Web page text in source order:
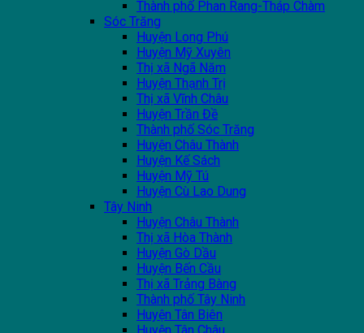
Thành phố Phan Rang-Tháp Chàm
Sóc Trăng
Huyện Long Phú
Huyện Mỹ Xuyên
Thị xã Ngã Năm
Huyện Thạnh Trị
Thị xã Vĩnh Châu
Huyện Trần Đề
Thành phố Sóc Trăng
Huyện Châu Thành
Huyện Kế Sách
Huyện Mỹ Tú
Huyện Cù Lao Dung
Tây Ninh
Huyện Châu Thành
Thị xã Hòa Thành
Huyện Gò Dầu
Huyện Bến Cầu
Thị xã Trảng Bàng
Thành phố Tây Ninh
Huyện Tân Biên